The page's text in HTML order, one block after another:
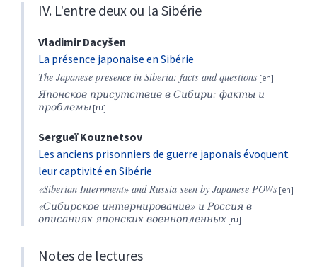
IV. L'entre deux ou la Sibérie
VladimirDacyšen
La présence japonaise en Sibérie
The Japanese presence in Siberia: facts and questions
Японское присутствие в Сибири: факты и
проблемы
SergueïKouznetsov
Les anciens prisonniers de guerre japonais évoquent
leur captivité en Sibérie
«Siberian Internment» and Russia seen by Japanese POWs
«Сибирское интернирование» и Россия в
описаниях японских военнопленных
Notes de lectures